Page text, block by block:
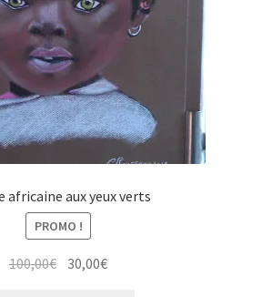
africaine aux yeux verts
PROMO !
100,00€ Le
30,00€Le